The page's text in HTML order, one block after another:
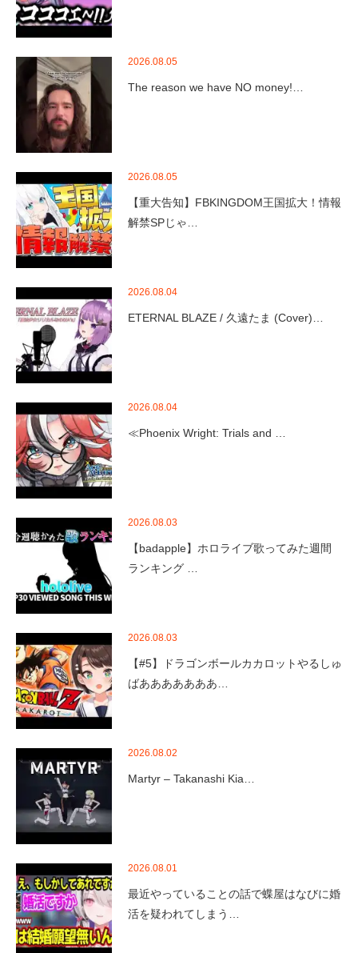
2026.08.05
The reason we have NO money!…
2026.08.05
【重大告知】FBKINGDOM王国拡大！情報
解禁SPじゃ…
2026.08.04
ETERNAL BLAZE / 久遠たま (Cover)…
2026.08.04
≪Phoenix Wright: Trials and …
2026.08.03
【badapple】ホロライブ歌ってみた週間
ランキング …
2026.08.03
【#5】ドラゴンボールカカロットやるしゅ
ばあああああああ…
2026.08.02
Martyr – Takanashi Kia…
2026.08.01
最近やっていることの話で蝶屋はなびに婚
活を疑われてしまう…